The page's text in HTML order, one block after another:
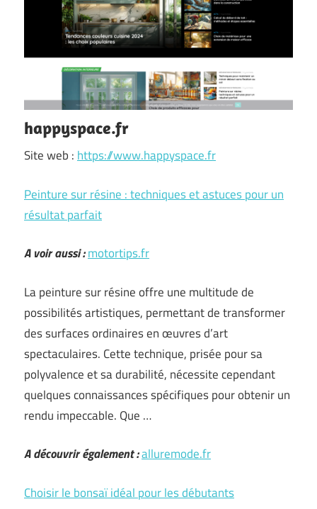
happyspace.fr
Site web : https://www.happyspace.fr
Peinture sur résine : techniques et astuces pour un
résultat parfait
A voir aussi :motortips.fr
La peinture sur résine offre une multitude de
possibilités artistiques, permettant de transformer
des surfaces ordinaires en œuvres d’art
spectaculaires. Cette technique, prisée pour sa
polyvalence et sa durabilité, nécessite cependant
quelques connaissances spécifiques pour obtenir un
rendu impeccable. Que …
A découvrir également :alluremode.fr
Choisir le bonsaï idéal pour les débutants